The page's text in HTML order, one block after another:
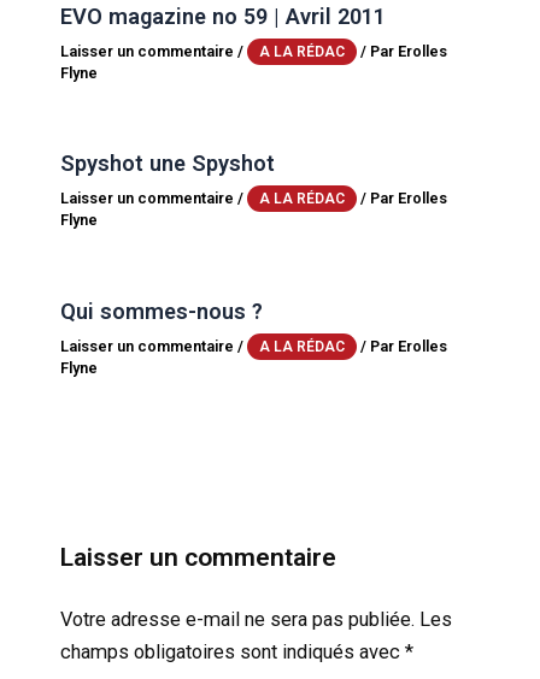
EVO magazine no 59 | Avril 2011
Laisser un commentaire / A LA RÉDAC / Par Erolles
Flyne
Spyshot une Spyshot
Laisser un commentaire / A LA RÉDAC / Par Erolles
Flyne
Qui sommes-nous ?
Laisser un commentaire / A LA RÉDAC / Par Erolles
Flyne
Laisser un commentaire
Votre adresse e-mail ne sera pas publiée. Les
champs obligatoires sont indiqués avec *